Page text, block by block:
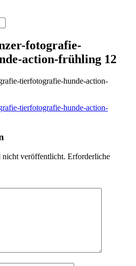
fotografie-
action-frühling 12
veröffentlicht. Erforderliche